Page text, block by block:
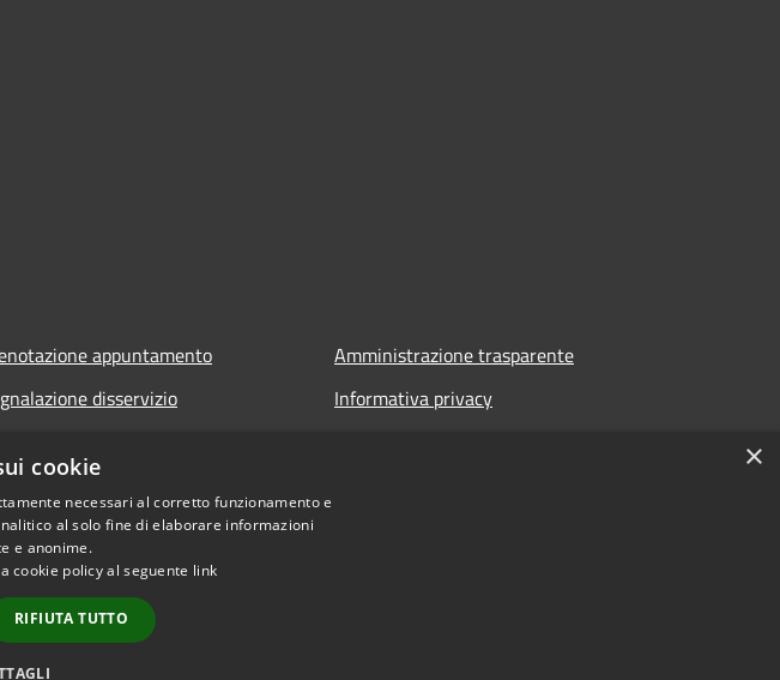
appuntamento
disservizio
assistenza
Amministrazione trasparente
Informativa privacy
Copyright © 2026 • Comune di Auronzo di Cadore • Powered by
×
cookie
necessari al corretto funzionamento e
al solo fine di elaborare informazioni
e anonime.
cookie policy al seguente link
RIFIUTA TUTTO